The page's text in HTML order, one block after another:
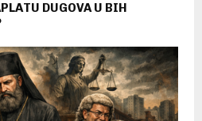
DUGOVA U BIH